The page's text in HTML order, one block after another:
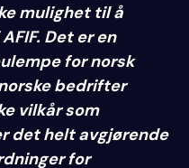
mulighet til å
Det er en
for norsk
bedrifter
vilkår som
det helt avgjørende
for